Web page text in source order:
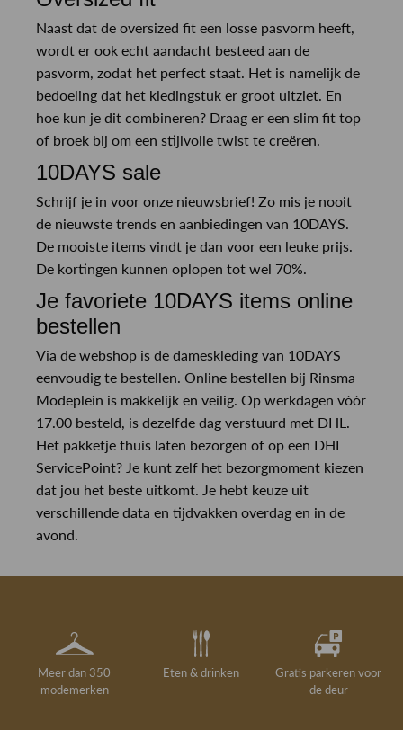
Naast dat de oversized fit een losse pasvorm heeft,
wordt er ook echt aandacht besteed aan de
pasvorm, zodat het perfect staat. Het is namelijk de
bedoeling dat het kledingstuk er groot uitziet. En
hoe kun je dit combineren? Draag er een slim fit top
of broek bij om een stijlvolle twist te creëren.
10DAYS sale
Schrijf je in voor onze nieuwsbrief! Zo mis je nooit
de nieuwste trends en aanbiedingen van 10DAYS.
De mooiste items vindt je dan voor een leuke prijs.
De kortingen kunnen oplopen tot wel 70%.
Je favoriete 10DAYS items online
bestellen
Via de webshop is de dameskleding van 10DAYS
eenvoudig te bestellen. Online bestellen bij Rinsma
Modeplein is makkelijk en veilig. Op werkdagen vòòr
17.00 besteld, is dezelfde dag verstuurd met DHL.
Het pakketje thuis laten bezorgen of op een DHL
ServicePoint? Je kunt zelf het bezorgmoment kiezen
dat jou het beste uitkomt. Je hebt keuze uit
verschillende data en tijdvakken overdag en in de
avond.
Meer dan 350
modemerken
Eten & drinken
Gratis parkeren voor
de deur